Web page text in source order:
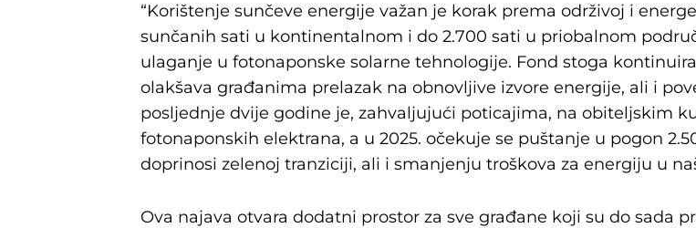
“Korištenje sunčeve energije važan je korak prema održivoj i
sunčanih sati u kontinentalnom i do 2.700 sati u priobalnom
ulaganje u fotonaponske solarne tehnologije. Fond stoga
olakšava građanima prelazak na obnovljive izvore energije, ali i
posljednje dvije godine je, zahvaljujući poticajima, na obiteljskim
fotonaponskih elektrana, a u 2025. očekuje se puštanje u pogon
doprinosi zelenoj tranziciji, ali i smanjenju troškova za energiju u
Ova najava otvara dodatni prostor za sve građane koji su do sada